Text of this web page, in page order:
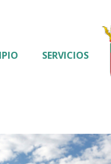
SERVICIOS